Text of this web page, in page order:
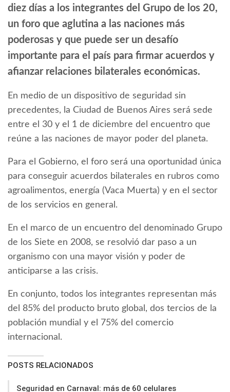
diez días a los integrantes del Grupo de los 20,
un foro que aglutina a las naciones más
poderosas y que puede ser un desafío
importante para el país para firmar acuerdos y
afianzar relaciones bilaterales económicas.
En medio de un dispositivo de seguridad sin
precedentes, la Ciudad de Buenos Aires será sede
entre el 30 y el 1 de diciembre del encuentro que
reúne a las naciones de mayor poder del planeta.
Para el Gobierno, el foro será una oportunidad única
para conseguir acuerdos bilaterales en rubros como
agroalimentos, energía (Vaca Muerta) y en el sector
de los servicios en general.
En el marco de un encuentro del denominado Grupo
de los Siete en 2008, se resolvió dar paso a un
organismo con una mayor visión y poder de
anticiparse a las crisis.
En conjunto, todos los integrantes representan más
del 85% del producto bruto global, dos tercios de la
población mundial y el 75% del comercio
internacional.
POSTS RELACIONADOS
Seguridad en Carnaval: más de 60 celulares